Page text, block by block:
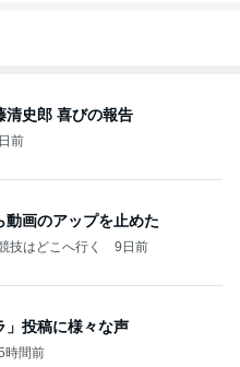
清史郎 喜びの報告
前
動画のアップを止めた
技はどこへ行く 9日前
」投稿に様々な声
時間前